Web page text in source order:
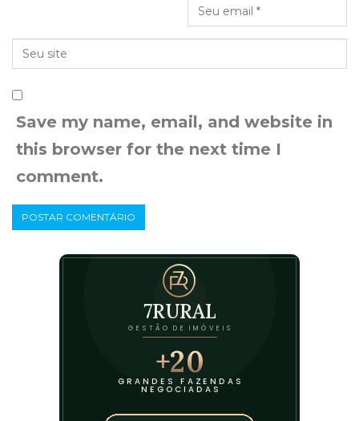
Save my name, email, and website in
this browser for the next time I
comment.